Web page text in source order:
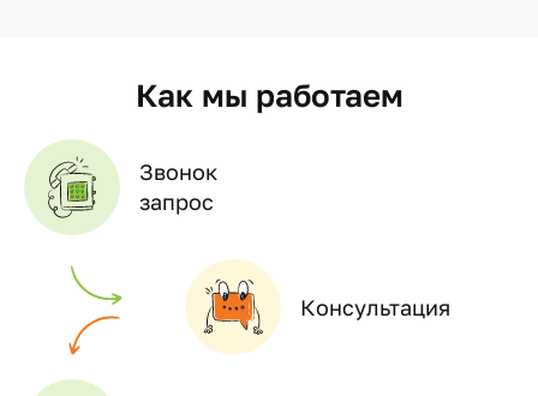
Как мы работаем
Звонок
запрос
Консультация